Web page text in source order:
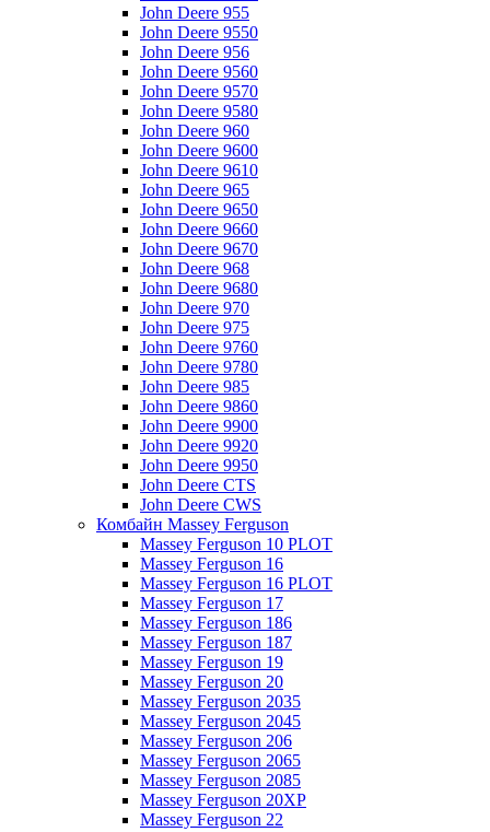
John Deere 955
John Deere 9550
John Deere 956
John Deere 9560
John Deere 9570
John Deere 9580
John Deere 960
John Deere 9600
John Deere 9610
John Deere 965
John Deere 9650
John Deere 9660
John Deere 9670
John Deere 968
John Deere 9680
John Deere 970
John Deere 975
John Deere 9760
John Deere 9780
John Deere 985
John Deere 9860
John Deere 9900
John Deere 9920
John Deere 9950
John Deere CTS
John Deere CWS
Комбайн Massey Ferguson
Massey Ferguson 10 PLOT
Massey Ferguson 16
Massey Ferguson 16 PLOT
Massey Ferguson 17
Massey Ferguson 186
Massey Ferguson 187
Massey Ferguson 19
Massey Ferguson 20
Massey Ferguson 2035
Massey Ferguson 2045
Massey Ferguson 206
Massey Ferguson 2065
Massey Ferguson 2085
Massey Ferguson 20XP
Massey Ferguson 22